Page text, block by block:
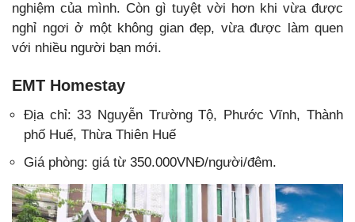
nghiệm của mình. Còn gì tuyệt vời hơn khi vừa được
nghỉ ngơi ở một không gian đẹp, vừa được làm quen
với nhiều người bạn mới.
EMT Homestay
Địa chỉ:33 Nguyễn Trường Tộ, Phước Vĩnh, Thành
phố Huế, Thừa Thiên Huế
Giá phòng: giá từ 350.000VNĐ/người/đêm.